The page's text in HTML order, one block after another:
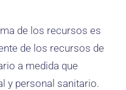
de los recursos es
de los recursos de
a medida que
y personal sanitario.